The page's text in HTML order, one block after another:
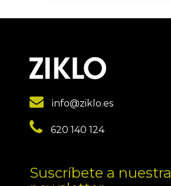
info@ziklo.es
620 140 124
Suscríbete a nuestra